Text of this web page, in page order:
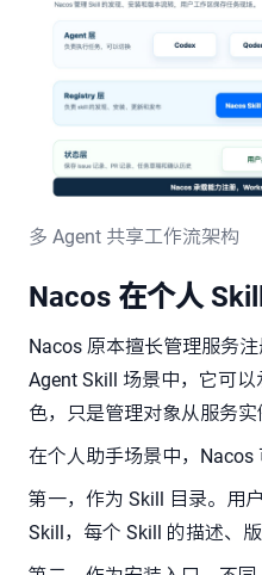
多 Agent 共享工作流架构
Nacos 在个人
Nacos 原本擅长管理服务
Agent Skill 场景中，它可
色，只是管理对象从服务实
在个人助手场景中，Nacos
第一，作为 Skill 目录。用
Skill，每个 Skill 的描述、